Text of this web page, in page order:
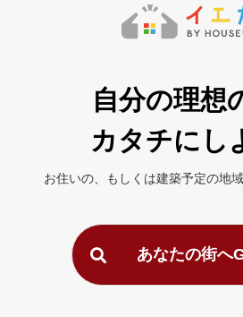
自分の理想
カタチにし
お住いの、もしくは建築予定の地
あなたの街へ